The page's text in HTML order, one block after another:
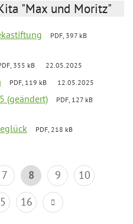
"Max und Moritz"
PDF, 397 kB
355 kB 22.05.2025
PDF, 119 kB 12.05.2025
(geändert)
PDF, 127 kB
PDF, 218 kB
7 8 9
10
16